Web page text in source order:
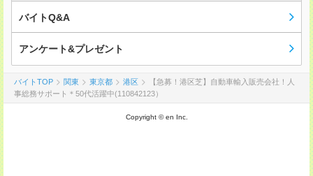
バイトQ&A
アンケート&プレゼント
バイトTOP 関東 東京都 港区
【急募！港区芝】自動車輸入販売会社！人
事総務サポート＊50代活躍中(110842123）
Copyright © en Inc.